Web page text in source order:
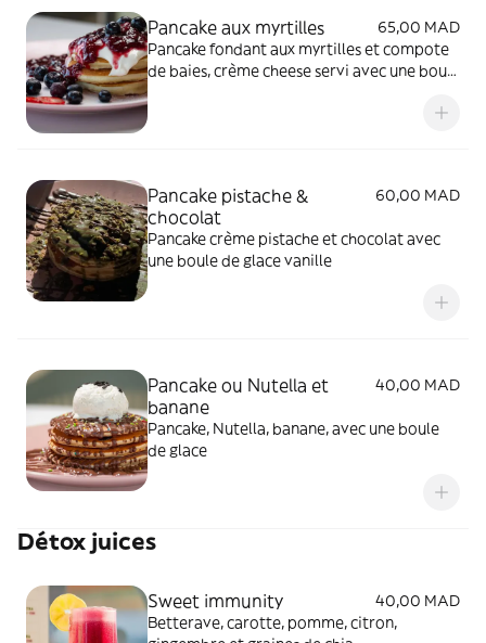
Pancake aux myrtilles
65,00 MAD
Pancake fondant aux myrtilles et compote
de baies, crème cheese servi avec une boule
Pancake pistache &
chocolat
60,00 MAD
Pancake crème pistache et chocolat avec
une boule de glace vanille
Pancake ou Nutella et
banane
40,00 MAD
Pancake, Nutella, banane, avec une boule
de glace
Détox juices
Sweet immunity
40,00 MAD
Betterave, carotte, pomme, citron,